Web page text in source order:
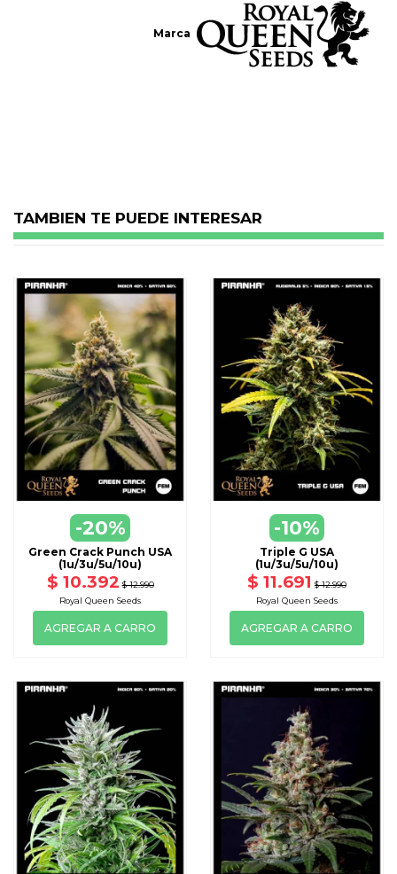
Marca
TAMBIEN TE PUEDE INTERESAR
-20%
Green Crack Punch USA
(1u/3u/5u/10u)
$ 10.392 $ 12.990
Royal Queen Seeds
AGREGAR A CARRO
-10%
Triple G USA
(1u/3u/5u/10u)
$ 11.691 $ 12.990
Royal Queen Seeds
AGREGAR A CARRO